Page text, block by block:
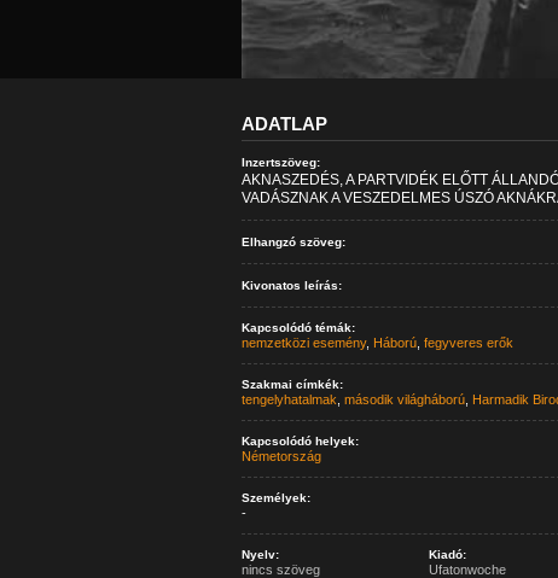
ADATLAP
Inzertszöveg:
AKNASZEDÉS, A PARTVIDÉK ELŐTT
VADÁSZNAK A VESZEDELMES ÚSZÓ
Elhangzó szöveg:
Kivonatos leírás:
Kapcsolódó témák:
nemzetközi esemény, Háború, fegyveres erők
Szakmai címkék:
tengelyhatalmak második világháború, Harmadik
Kapcsolódó helyek:
Németország
Személyek:
-
Nyelv:
nincs szöveg
Kiadó:
Ufatonwoche